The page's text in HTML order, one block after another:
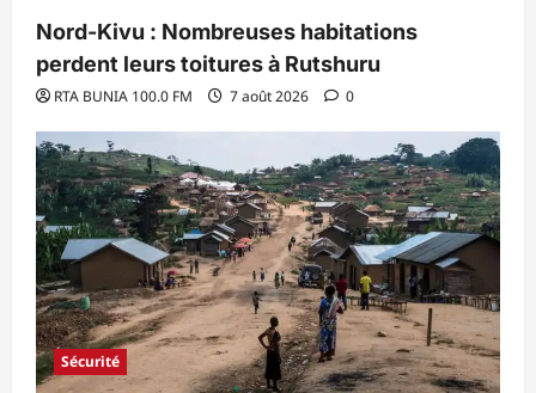
Nord-Kivu : Nombreuses habitations
perdent leurs toitures à Rutshuru
RTA BUNIA 100.0 FM 7 août 2026 0
Sécurité